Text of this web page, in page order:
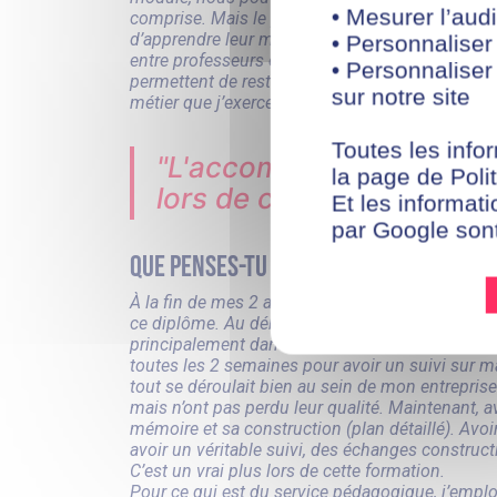
comprise. Mais le plus important, c’est d’avoir
d’apprendre leur matière. Car même si ce sont
entre professeurs et étudiants n’existe pas.
permettent de rester concentré et d’acquérir
métier que j’exerce au sein de mon entreprise
"L'accompagnement
lors de cette formation"
Que penses-tu de l'accompagnement
À la fin de mes 2 ans de Mastère, je dois
ce diplôme. Au début de l’année, un learning
principalement dans la rédaction du mémoire.
toutes les 2 semaines pour avoir un suivi sur
tout se déroulait bien au sein de mon
mais n’ont pas perdu leur qualité. Maintenant,
mémoire et sa construction (plan détaillé).
avoir un véritable suivi, des échanges
C’est un vrai plus lors de cette formation.
Pour ce qui est du service pédagogique,
• Mesurer
•
•
sur notre site
Toutes les
la page de
Et les
par Google